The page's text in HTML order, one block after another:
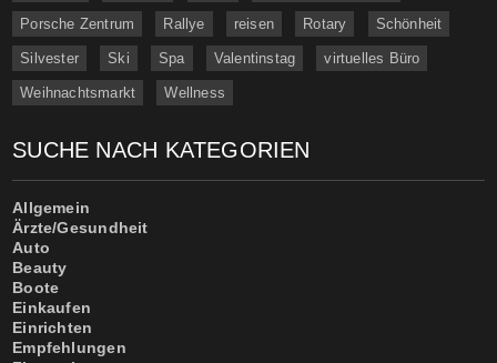
Porsche Zentrum Rallye reisen Rotary Schönheit
Silvester Ski Spa Valentinstag virtuelles Büro
Weihnachtsmarkt Wellness
SUCHE NACH KATEGORIEN
Allgemein
Ärzte/Gesundheit
Auto
Beauty
Boote
Einkaufen
Einrichten
Empfehlungen